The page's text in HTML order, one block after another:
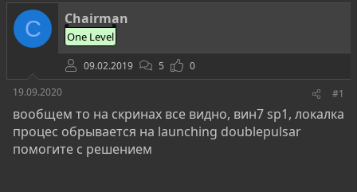
р
м
н
а
ч
а
л
а
C Chairman
One Level
09.02.2019 5
0
19.09.2020
#1
вообщем то на скринах все видно, вин7 sp1, локалка
процес обрывается на launching doublepulsar
помогите с решением